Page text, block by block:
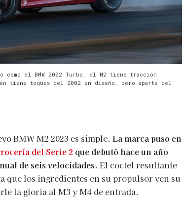
el BMW 2002 Turbo, el M2 tiene tracción
tiene toques del 2002 en diseño, pero aparte del
BMW M2 2023 es simple. La marca puso en
del Serie 2 que debutó hace un año
de seis velocidades. El coctel resultante
que los ingredientes en su propulsor ven su
la gloria al M3 y M4 de entrada.